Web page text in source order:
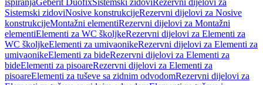
ispiranjaGeberit DuofixSistemski zidoviRezervni dijelovi za
Sistemski zidoviNosive konstrukcijeRezervni dijelovi za Nosive
konstrukcijeMontažni elementiRezervni dijelovi za Montažni
elementiElementi za WC školjkeRezervni dijelovi za Elementi za
WC školjkeElementi za umivaonikeRezervni dijelovi za Elementi za
umivaonikeElementi za bideRezervni dijelovi za Elementi za
bideElementi za pisoareRezervni dijelovi za Elementi za
pisoareElementi za tuševe sa zidnim odvodomRezervni dijelovi za